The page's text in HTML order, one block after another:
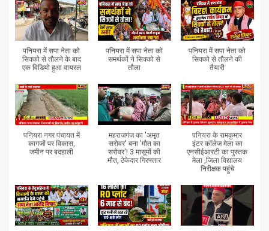
पनियरा में सपा नेता को
सिक्को से तौलने के बाद
एक विडियो हुआ वायरल
पनियरा में सपा नेता को
समर्थकों ने सिक्को से
तौला
पनियरा में सपा नेता को
सिक्को से तौलने की
तैयारी
पनियरा नगर पंचायत में
कागजों पर विकास,
जमीन पर बदहाली
महराजगंज का 'अमृत
सरोवर' बना 'मौत का
सरोवर'! 3 मासूमों की
मौत, ठेकेदार गिरफ्तार
पनियरा के रामकुमार
इंटर कॉलेज मेला का
एनसीईआरटी का पुस्तक
मेला ,जिला विद्यालय
निरीक्षक पहुंचे